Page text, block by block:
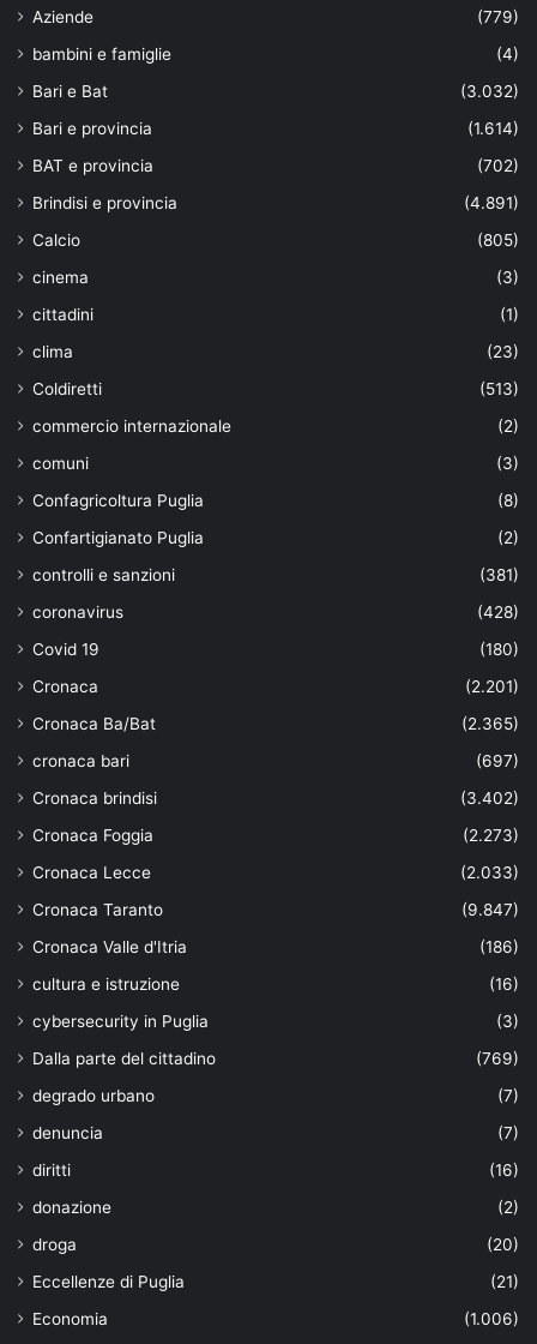
Aziende
(779)
bambini e famiglie
(4)
Bari e Bat
(3.032)
Bari e provincia
(1.614)
BAT e provincia
(702)
Brindisi e provincia
(4.891)
Calcio
(805)
cinema
(3)
cittadini
(1)
clima
(23)
Coldiretti
(513)
commercio internazionale
(2)
comuni
(3)
Confagricoltura Puglia
(8)
Confartigianato Puglia
(2)
controlli e sanzioni
(381)
coronavirus
(428)
Covid 19
(180)
Cronaca
(2.201)
Cronaca Ba/Bat
(2.365)
cronaca bari
(697)
Cronaca brindisi
(3.402)
Cronaca Foggia
(2.273)
Cronaca Lecce
(2.033)
Cronaca Taranto
(9.847)
Cronaca Valle d'Itria
(186)
cultura e istruzione
(16)
cybersecurity in Puglia
(3)
Dalla parte del cittadino
(769)
degrado urbano
(7)
denuncia
(7)
diritti
(16)
donazione
(2)
droga
(20)
Eccellenze di Puglia
(21)
Economia
(1.006)